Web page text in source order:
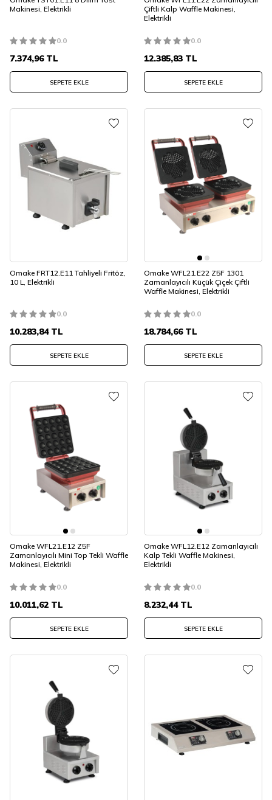
Makinesi, Elektrikli
0.0
7.374,96TL
SEPETE EKLE
Çiftli Kalp Waffle Makinesi,
Elektrikli
0.0
12.385,83 TL
SEPETE EKLE
Omake FRT12.E11 Tahliyeli Fritöz,
10 L, Elektrikli
0.0
10.283,84TL
SEPETE EKLE
Omake WFL21.E22 Z5F 1301
Zamanlayıcılı Küçük Çiçek Çiftli
Waffle Makinesi, Elektrikli
0.0
18.784,66TL
SEPETE EKLE
Omake WFL21.E12 Z5F
Zamanlayıcılı Mini Top Tekli Waffle
Makinesi, Elektrikli
0.0
10.011,62 TL
SEPETE EKLE
Omake WFL12.E12 Zamanlayıcılı
Kalp Tekli Waffle Makinesi,
Elektrikli
0.0
8.232,44TL
SEPETE EKLE